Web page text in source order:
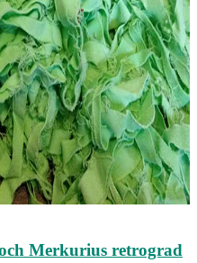
Merkurius retrograd